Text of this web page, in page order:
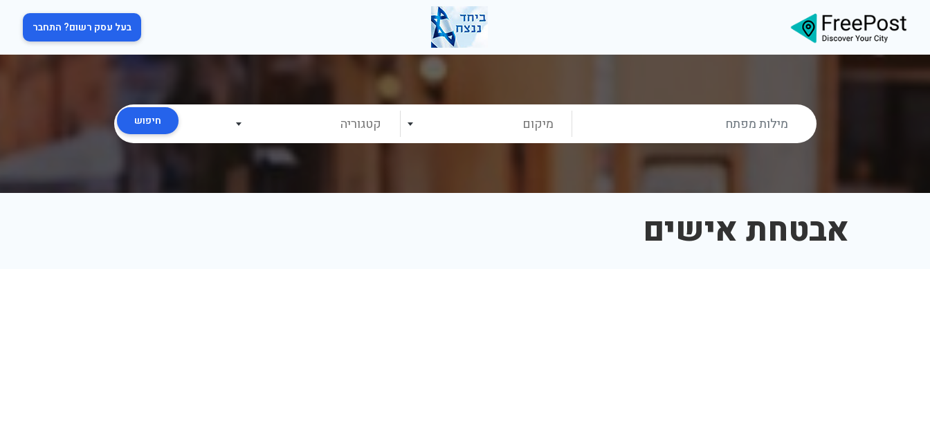
בעל עסק רשום? התחבר
מיקום קטגוריה חיפוש
אבטחת אישים